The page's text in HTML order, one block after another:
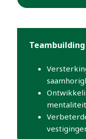
mentaliteit